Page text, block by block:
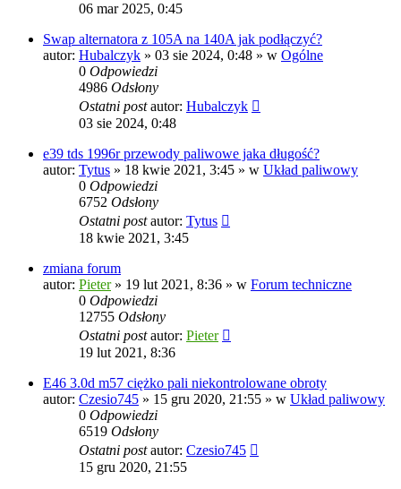
06 mar 2025, 0:45
Swap alternatora z 105A na 140A jak podłączyć?
autor: Hubalczyk » 03 sie 2024, 0:48 » w Ogólne
0 Odpowiedzi
4986 Odsłony
Ostatni postautor: Hubalczyk
03 sie 2024, 0:48
e39 tds 1996r przewody paliwowe jaka długość?
autor: Tytus » 18 kwie 2021, 3:45 » w Układ paliwowy
0 Odpowiedzi
6752 Odsłony
Ostatni postautor: Tytus
18 kwie 2021, 3:45
zmiana forum
autor: Pieter» 19 lut 2021, 8:36 » w Forum techniczne
0 Odpowiedzi
12755 Odsłony
Ostatni postautor: Pieter
19 lut 2021, 8:36
E46 3.0d m57 ciężko pali niekontrolowane obroty
autor: Czesio745 » 15 gru 2020, 21:55 » w Układ paliwowy
0 Odpowiedzi
6519 Odsłony
Ostatni postautor: Czesio745
15 gru 2020, 21:55